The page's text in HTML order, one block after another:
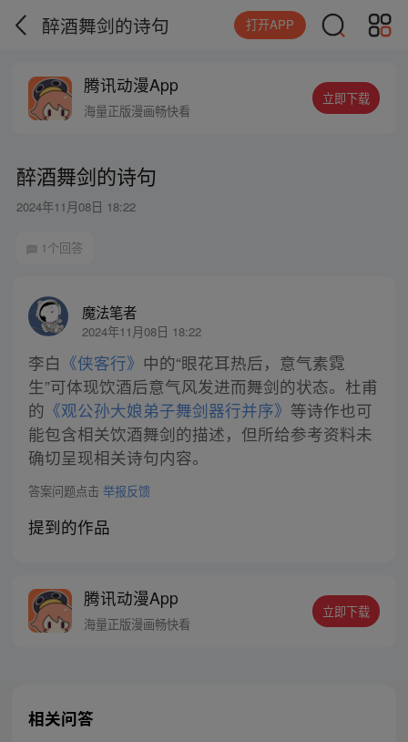
醉酒舞剑的诗句 打开APP
腾讯动漫App
海量正版漫画畅快看
立即下载
醉酒舞剑的诗句
2024年11月08日 18:22
1个回答
魔法笔者
2024年11月08日 18:22
李白 《侠客行》 中的“眼花耳热后，意气素霓
生”可体现饮酒后意气风发进而舞剑的状态。杜甫
的 《观公孙大娘弟子舞剑器行并序》 等诗作也可
能包含相关饮酒舞剑的描述，但所给参考资料未
确切呈现相关诗句内容。
答案问题点击 举报反馈
提到的作品
腾讯动漫App
海量正版漫画畅快看
立即下载
相关问答